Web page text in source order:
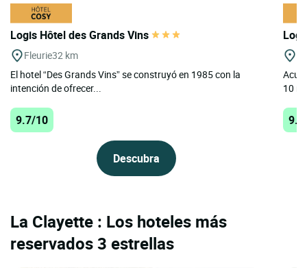
Logis Hôtel des Grands Vins
Fleurie32 km
El hotel “Des Grands Vins” se construyó en 1985 con la
intención de ofrecer...
9.7/10
Descubra
10
La Clayette : Los hoteles más
reservados 3 estrellas